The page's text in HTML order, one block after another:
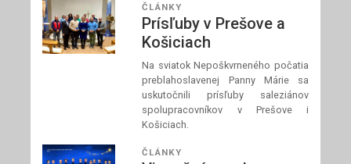
ČLÁNKY
Prísľuby v Prešove a
Košiciach
Na sviatok Nepoškvrneného počatia
preblahoslavenej Panny Márie sa
uskutočnili prísľuby saleziánov
spolupracovníkov v Prešove i
Košiciach.
ČLÁNKY